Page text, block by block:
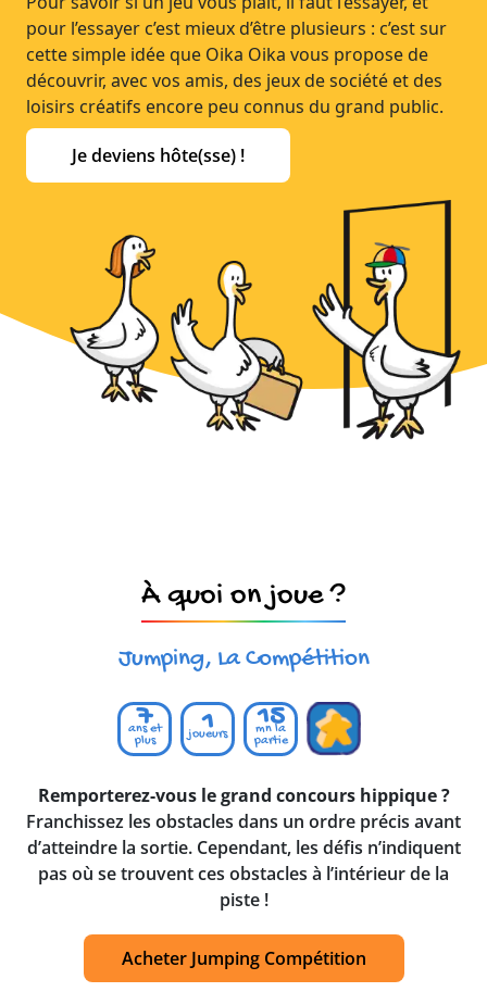
pour l’essayer c’est mieux d’être plusieurs : c’est sur
cette simple idée que Oika Oika vous propose de
découvrir, avec vos amis, des jeux de société et des
loisirs créatifs encore peu connus du grand public.
Je deviens hôte(sse) !
À quoi on joue ?
Jumping, La Compétition
7
ans et
plus
1
joueurs
15
mn la
partie
Remporterez-vous le grand concours hippique ?
Franchissez les obstacles dans un ordre précis avant
d’atteindre la sortie. Cependant, les défis n’indiquent
pas où se trouvent ces obstacles à l’intérieur de la
piste !
Acheter Jumping Compétition